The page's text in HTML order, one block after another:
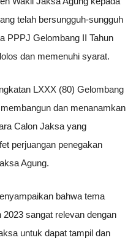
telah bersungguh-sungguh
PPPJ Gelombang II Tahun
dan memenuhi syarat.
LXXX (80) Gelombang
dan menanamkan
Calon Jaksa yang
perjuangan penegakan
Agung.
bahwa tema
sangat relevan dengan
untuk dapat tampil dan